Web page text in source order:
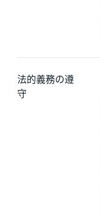
法的義務の遵
守